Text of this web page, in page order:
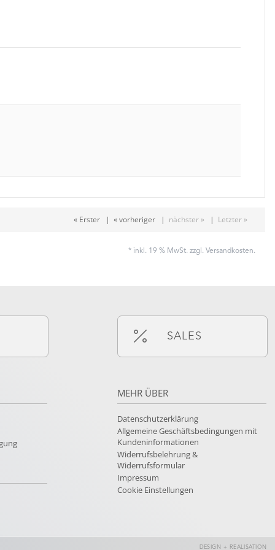
« Erster| « vorheriger| nächster »| Letzter »
* inkl. 19 % MwSt. zzgl. Versandkosten.
SALES
MEHR ÜBER
Datenschutzerklärung
Allgemeine Geschäftsbedingungen mit
Kundeninformationen
Widerrufsbelehrung &
Widerrufsformular
Impressum
Cookie Einstellungen
DESIGN + REALISATION